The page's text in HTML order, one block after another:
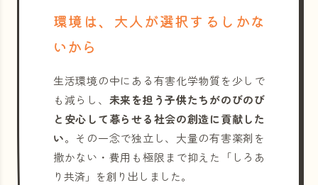
環境は、大人が選択するしかな
いから
生活環境の中にある有害化学物質を少しで
も減らし、 未来を担う子供たちがのびのび
と安心して暮らせる社会の創造に貢献した
い。その一念で独立し、大量の有害薬剤を
撒かない・費用も極限まで抑えた「しろあ
り共済」を創り出しました。